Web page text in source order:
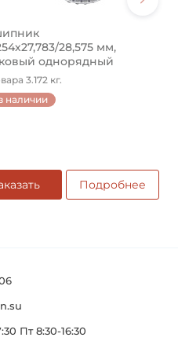
28,575 мм,
однорядный
на ...
3.172 кг.
наличии
Подробнее
Пт 8:30-16:30